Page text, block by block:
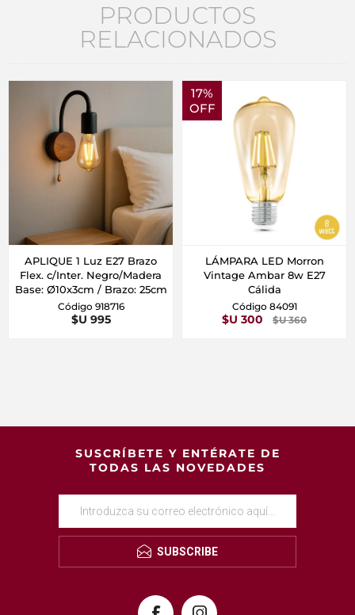
PRODUCTOS
RELACIONADOS
APLIQUE 1 Luz E27 Brazo
Flex. c/Inter. Negro/Madera
Base: Ø10x3cm / Brazo: 25cm
Código 918716
$U 995
17%
OFF
LÁMPARA LED Morron
Vintage Ambar 8w E27
Cálida
Código 84091
$U 300 $U 360
SUSCRÍBETE Y ENTÉRATE DE
TODAS LAS NOVEDADES
SUBSCRIBE